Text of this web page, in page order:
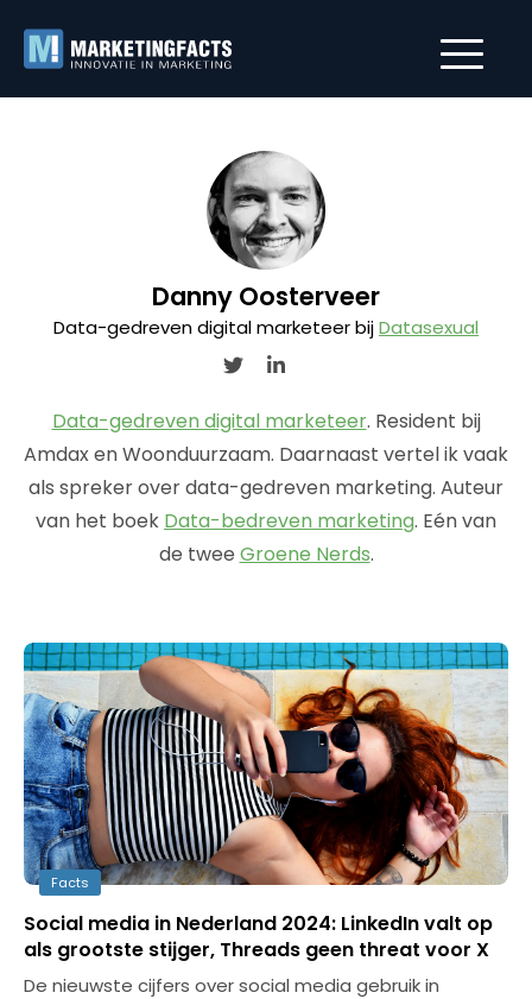
Danny Oosterveer
Data-gedreven digital marketeer bijDatasexual
Data-gedreven digital marketeer. Resident bij
Amdax en Woonduurzaam. Daarnaast vertel ik vaak
als spreker over data-gedreven marketing. Auteur
van het boek Data-bedreven marketing. Eén van
de twee Groene Nerds.
Facts
Social media in Nederland 2024: LinkedIn valt op
als grootste stijger, Threads geen threat voor X
De nieuwste cijfers over social media gebruik in